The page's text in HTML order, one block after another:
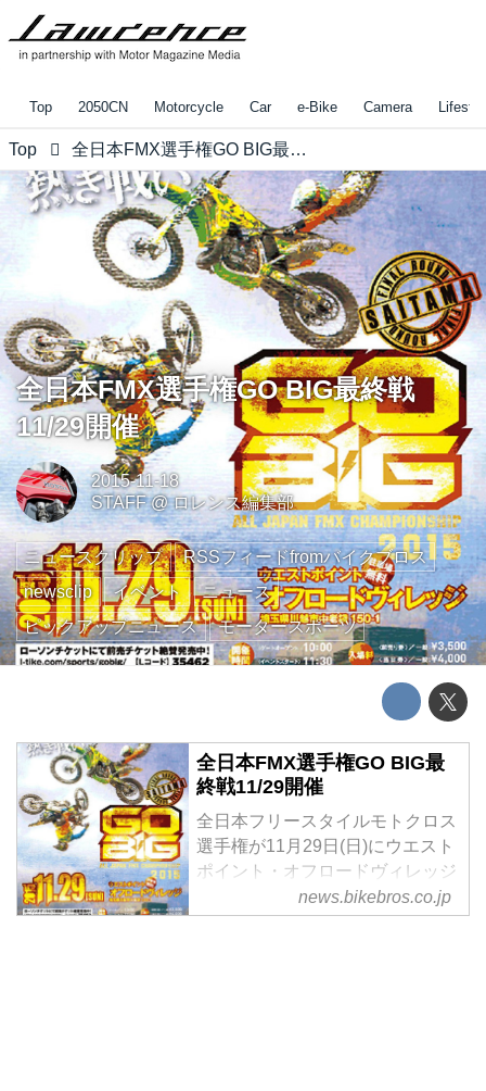
Top 2050CN Motorcycle Car e-Bike Camera
Top 全日本FMX選手権GO BIG最終戦11/29開催
全日本FMX選手権GO BIG最終戦
11/29開催
2015-11-18
STAFF@ロレンス編集部
ニュースクリップ
RSSフィードfromバイクブロス
newsclip
イベント
ニュース
ピックアップニュース
モータースポーツ
全日本FMX選手権GO BIG最
終戦11/29開催
全日本フリースタイルモトクロス
選手権が11月29日(日)にウエスト
ポイント・オフロードヴィレッジ
(埼玉県)で開催されるnews.bikebros.co.jp